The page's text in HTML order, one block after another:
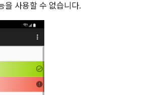
을 사용할 수 없습니다.